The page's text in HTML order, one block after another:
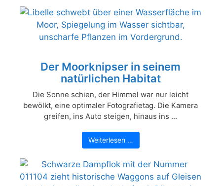
Der Moorknipser in seinem
natürlichen Habitat
Die Sonne schien, der Himmel war nur leicht
bewölkt, eine optimaler Fotografietag. Die Kamera
greifen, ins Auto steigen, hinaus ins ...
Weiterlesen …